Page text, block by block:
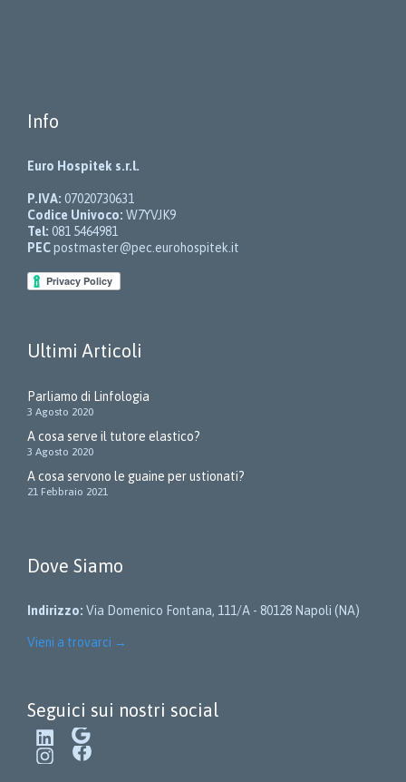
Info
Euro Hospitek s.r.l.
P.IVA: 07020730631
Codice Univoco: W7YVJK9
Tel: 081 5464981
PECpostmaster@pec.eurohospitek.it
Ultimi Articoli
Parliamo di Linfologia
3 Agosto 2020
A cosa serve il tutore elastico?
3 Agosto 2020
A cosa servono le guaine per ustionati?
21 Febbraio 2021
Dove Siamo
Indirizzo: Via Domenico Fontana, 111/A - 80128 Napoli (NA)
Vieni a trovarci →
Seguici sui nostri social
LinkedIn Google
InstagramFacebook